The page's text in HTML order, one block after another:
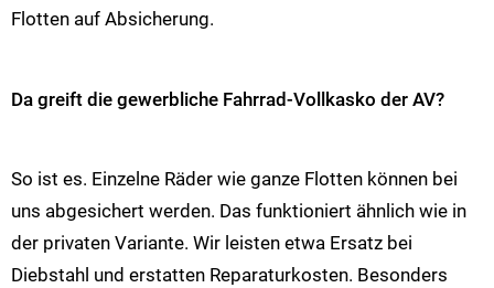
Flotten auf Absicherung.
Da greift die gewerbliche Fahrrad-Vollkasko der AV?
So ist es. Einzelne Räder wie ganze Flotten können bei
uns abgesichert werden. Das funktioniert ähnlich wie in
der privaten Variante. Wir leisten etwa Ersatz bei
Diebstahl und erstatten Reparaturkosten. Besonders